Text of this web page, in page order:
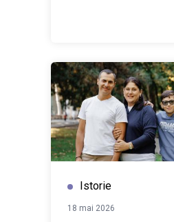
Istorie
18 mai 2026